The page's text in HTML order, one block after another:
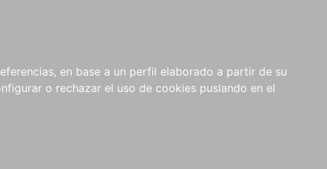
en base a un perfil elaborado a partir de su
o rechazar el uso de cookies puslando en el
NOVEDADES NOTICIAS
COMPRAS
INSTITUCIONALES